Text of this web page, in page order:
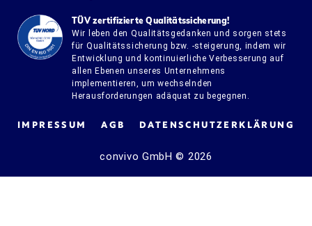
TÜV zertifizierte Qualitätssicherung!
Wir leben den Qualitätsgedanken und sorgen stets
für Qualitätssicherung bzw. -steigerung, indem wir
Entwicklung und kontinuierliche Verbesserung auf
allen Ebenen unseres Unternehmens
implementieren, um wechselnden
Herausforderungen adäquat zu begegnen.
IMPRESSUM AGB DATENSCHUTZERKLÄRUNG
convivo GmbH © 2026